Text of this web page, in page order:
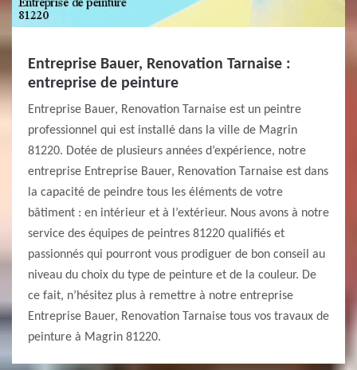
Entreprise Bauer, Renovation Tarnaise :
entreprise de peinture
Entreprise Bauer, Renovation Tarnaise est un peintre
professionnel qui est installé dans la ville de Magrin
81220. Dotée de plusieurs années d’expérience, notre
entreprise Entreprise Bauer, Renovation Tarnaise est dans
la capacité de peindre tous les éléments de votre
bâtiment : en intérieur et à l’extérieur. Nous avons à notre
service des équipes de peintres 81220 qualifiés et
passionnés qui pourront vous prodiguer de bon conseil au
niveau du choix du type de peinture et de la couleur. De
ce fait, n’hésitez plus à remettre à notre entreprise
Entreprise Bauer, Renovation Tarnaise tous vos travaux de
peinture à Magrin 81220.